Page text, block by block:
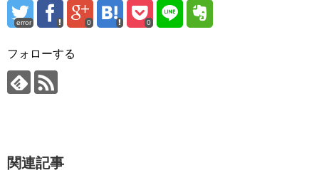
error 0 0
フォローする
関連記事